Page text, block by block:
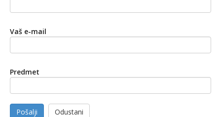
Vaš e-mail
Predmet
Pošalji Odustani